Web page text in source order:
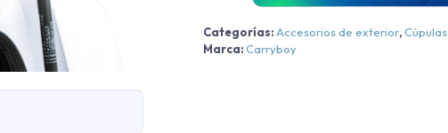
Categorías: Accesorios de exterior,Cúpulas
Marca:Carryboy